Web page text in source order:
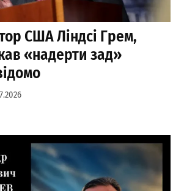
США Ліндсі Грем,
«надерти зад»